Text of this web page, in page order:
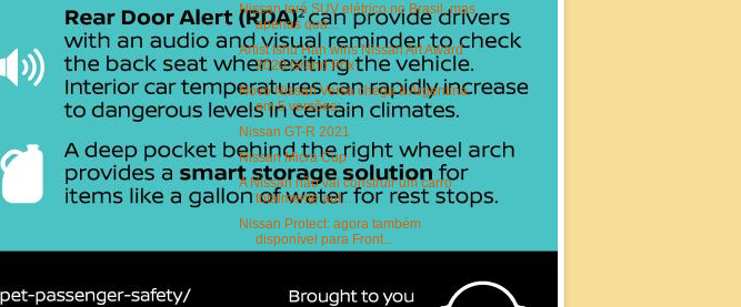
Nissan terá SUV elétrico no Brasil, mas
apenas qua...
Artist Ishu Han wins Nissan Art Award
2020 Grand Prix
Novo Nissan Versa chega à Argentina
em 5 versões; ...
Nissan GT-R 2021
Nissan Micra Cup
A Nissan não vai construir um carro
totalmente aut...
Nissan Protect: agora também
disponível para Front...